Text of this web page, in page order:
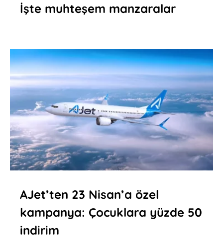
İşte muhteşem manzaralar
AJet’ten 23 Nisan’a özel
kampanya: Çocuklara yüzde 50
indirim